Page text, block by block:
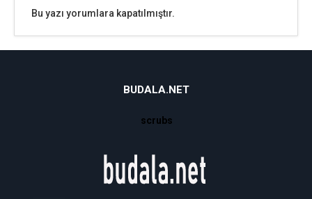
Bu yazı yorumlara kapatılmıştır.
BUDALA.NET
scrubs